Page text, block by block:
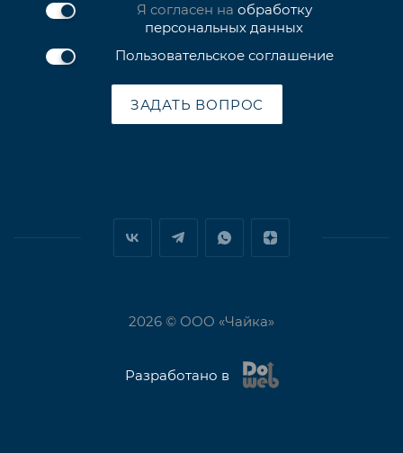
Я согласен на обработку
персональных данных
Пользовательское соглашение
ЗАДАТЬ ВОПРОС
2026 © ООО «Чайка»
Разработано в